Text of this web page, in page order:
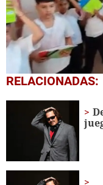
0
seconds
minute,
RELACIONADAS: